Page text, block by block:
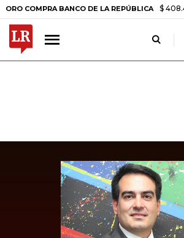
BANCO DE LA REPÚBLICA $ 408.498,97